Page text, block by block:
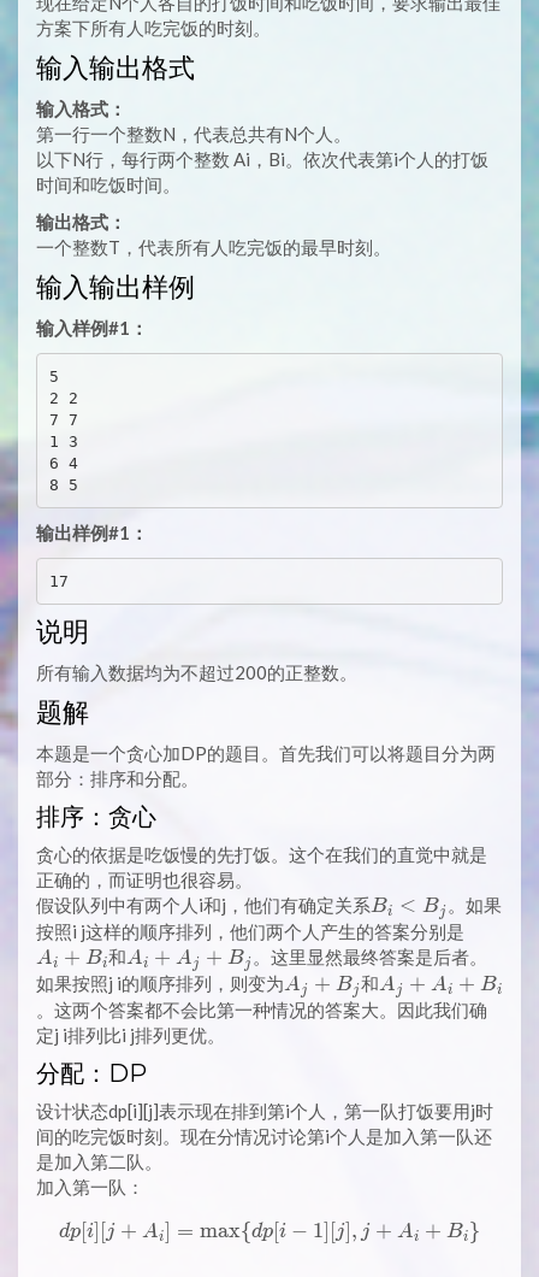
方案下所有人吃完饭的时刻。
输入输出格式
输入格式：
第一行一个整数N，代表总共有N个人。
以下N行，每行两个整数 Ai，Bi。依次代表第i个人的打饭
时间和吃饭时间。
输出格式：
一个整数T，代表所有人吃完饭的最早时刻。
输入输出样例
输入样例#1：
5
2 2
7 7
1 3
6 4
输出样例#1：
说明
所有输入数据均为不超过200的正整数。
题解
本题是一个贪心加DP的题目。首先我们可以将题目分为两
部分：排序和分配。
排序：贪心
贪心的依据是吃饭慢的先打饭。这个在我们的直觉中就是
正确的，而证明也很容易。
假设队列中有两个人i和j，他们有确定关系B_i
<
B_j
Bi < Bj 。如果
按照i j这样的顺序排列，他们两个人产生的答案分别是
+
B_i
Ai + Bi和A_i
+
A_j
+
B_j
Ai + Aj + Bj 。这里显然最终答案是后者。
如果按照j i的顺序排列，则变为A_j
+
Aj + Bj和A_j
+
Aj + Ai + Bi
。这两个答案都不会比第一种情况的答案大。因此我们确
定j i排列比i j排列更优。
分配：DP
设计状态dp[i][j]表示现在排到第i个人，第一队打饭要用j时
间的吃完饭时刻。现在分情况讨论第i个人是加入第一队还
是加入第二队。
加入第一队：
dp[i][j + A_i] = \max
dp[i] [j + Ai] = max{dp[i − 1] [j], j + Ai + Bi}